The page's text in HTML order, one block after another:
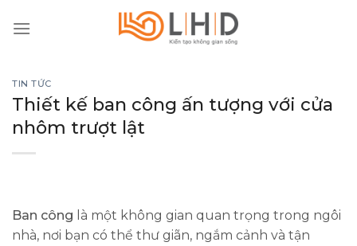
TIN TỨC
Thiết kế ban công ấn tượng với cửa
nhôm trượt lật
Ban công là một không gian quan trọng trong ngôi
nhà, nơi bạn có thể thư giãn, ngắm cảnh và tận